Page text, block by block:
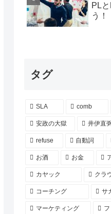
PL
う！
タグ
SLA comb
安政の大獄 井伊直
refuse 自動詞
お酒 お金
カヤック クラ
コーチング サ
マーケティング